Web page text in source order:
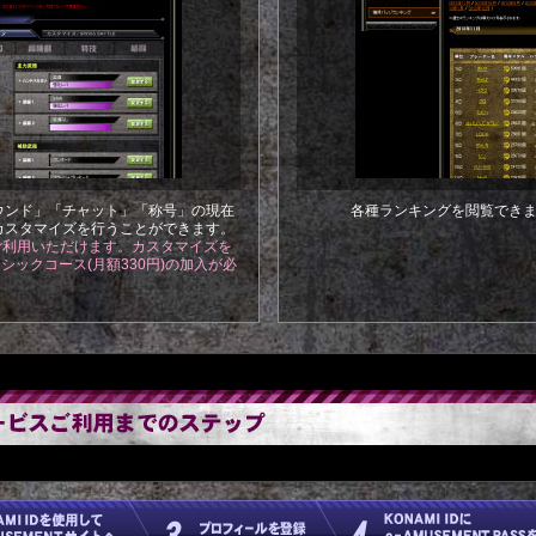
ド」「チャット」「称号」の現在
タマイズを行うことができます。
用いただけます。カスタマイズを
ックコース(月額330円)の加入が必
各種ランキングを閲覧でき